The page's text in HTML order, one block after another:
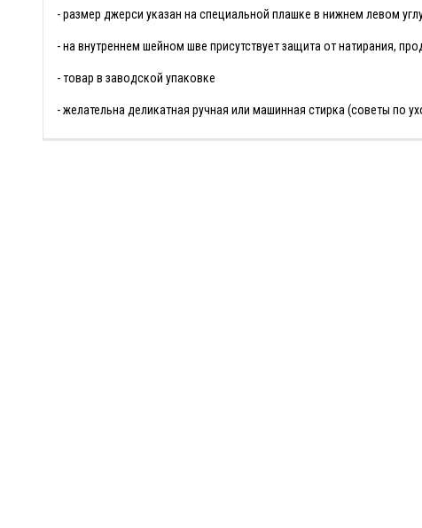
- размер джерси указан на специальной плашке в нижнем левом
- на внутреннем шейном шве присутствует защита от натирания,
- товар в заводской упаковке
- желательна деликатная ручная или машинная стирка (советы по